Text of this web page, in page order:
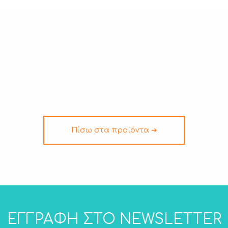
Πίσω στα προϊόντα ➔
ΕΓΓΡΑΦΗ ΣΤΟ NEWSLETTER